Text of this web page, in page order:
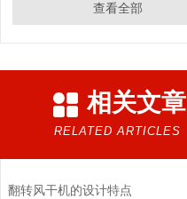
查看全部
相关文章
RELATED ARTICLES
翻转风干机的设计特点